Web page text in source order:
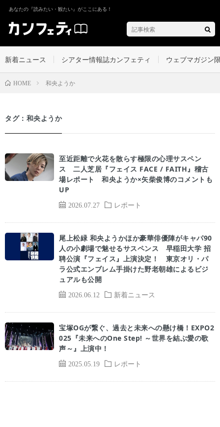
あなたの『読みたい・観たい』がここにある！
新着ニュース シアター情報誌カンフェティ ウェブマガジン
HOME 和央ようか
タグ：和央ようか
2026.07.27 レポート
至近距離で火花を散らす極限の心理サスペン
ス 二人芝居『フェイス FACE / FAITH』稽古
場レポート 和央ようか×矢柴俊博のコメントも
UP
2026.06.12 新着ニュース
尾上松緑 和央ようかほか豪華俳優陣がキャパ90
人の小劇場で魅せるサスペンス 早稲田大学 招
聘公演『フェイス』上演決定！ 東京オリ・パ
ラ公式エンブレム手掛けた野老朝雄によるビジ
ュアルも公開
2025.05.19 レポート
宝塚OGが繋ぐ、過去と未来への懸け橋！EXPO2
025『未来へのOne Step! ～世界を結ぶ愛の歌
声～』上演中！